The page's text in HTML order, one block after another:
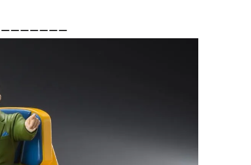
ーーーーーー